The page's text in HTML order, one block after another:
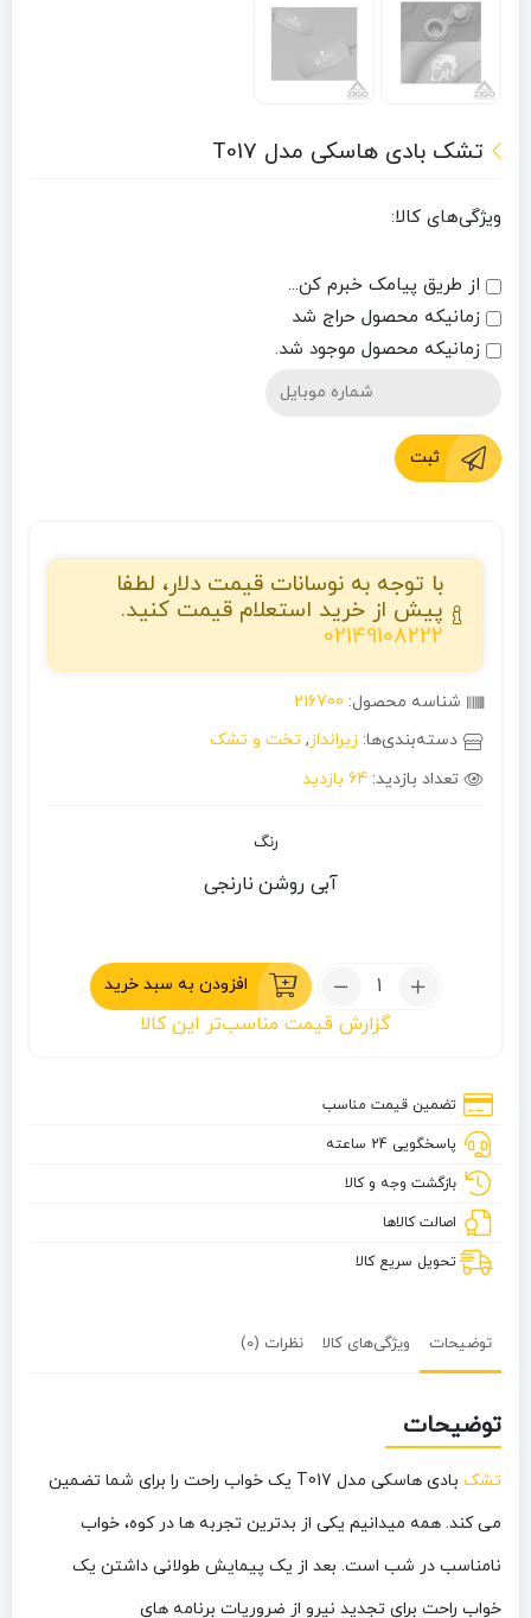
تشک بادی هاسکی مدل T017
ویژگی‌های کالا:
از طریق پیامک خبرم کن...
زمانیکه محصول حراج شد
زمانیکه محصول موجود شد.
ثبت
با توجه به نوسانات قیمت دلار، لطفا
پیش از خرید استعلام قیمت کنید.
02149108222
شناسه محصول: 216700
دسته‌بندی‌ها: زیرانداز, تخت و تشک
تعداد بازدید: 64 بازدید
رنگ
آبی روشن نارنجی
تعداد:
بادی
T017
افزودن به سبد خرید
گزارش قیمت مناسب‌تر این کالا
تضمین قیمت مناسب
پاسخگویی 24 ساعته
بازگشت وجه و کالا
اصالت کالاها
تحویل سریع کالا
توضیحات ویژگی‌های کالا نظرات (0)
توضیحات
تشک
بادی هاسکی مدل T017 یک خواب راحت را برای شما تضمین
می کند. همه میدانیم یکی از بدترین تجربه ها در کوه، خواب
نامناسب در شب است. بعد از یک پیمایش طولانی داشتن یک
خواب راحت برای تجدید نیرو از ضروریات برنامه های